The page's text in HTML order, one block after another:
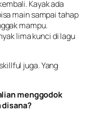
Kayak ada
main sampai tahap
mampu.
lima kunci di lagu
juga. Yang
menggodok
disana?